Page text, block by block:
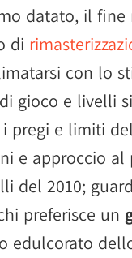
datato, il
di
con lo
gioco e livelli
pregi e limiti
e approccio
del 2010;
preferisce un
edulcorato